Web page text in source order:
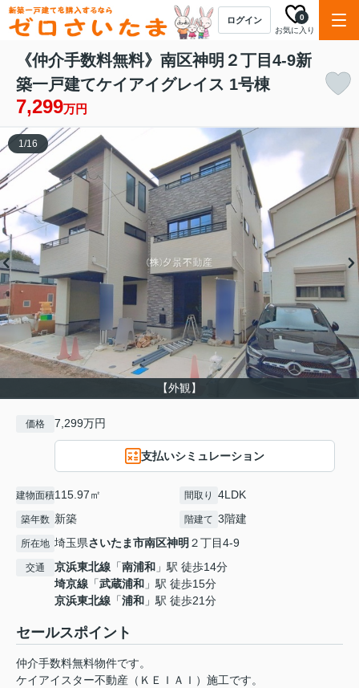
ログイン
お気に入り
0
《仲介手数料無料》南区神明２丁目4-9新
築一戸建てケイアイグレイス 1号棟
7,299万円
【外観】
1/16
価格 7,299万円
支払いシミュレーション
建物面積115.97㎡ 間取り 4LDK
築年数 新築 階建て 3階建
所在地 埼玉県さいたま市南区神明 ２丁目4-9
交通 京浜東北線 「南浦和 」駅 徒歩14分
埼京線 「武蔵浦和 」駅 徒歩15分
京浜東北線 「浦和 」駅 徒歩21分
セールスポイント
仲介手数料無料物件です。
ケイアイスター不動産（ＫＥＩＡＩ）施工です。